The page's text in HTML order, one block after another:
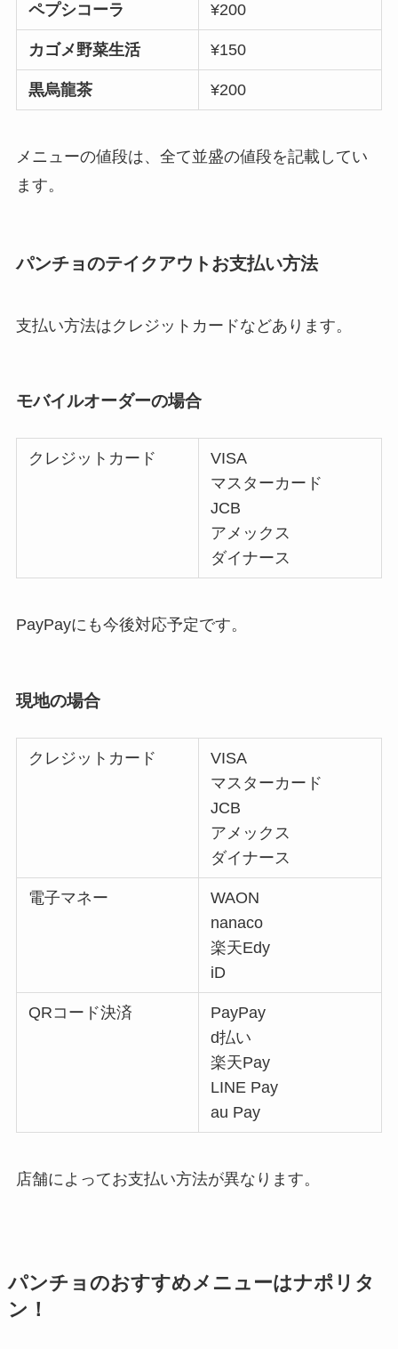
ペプシコーラ ¥200
カゴメ野菜生活 ¥150
黒烏龍茶 ¥200
メニューの値段は、全て並盛の値段を記載してい
ます。
パンチョのテイクアウトお支払い方法
支払い方法はクレジットカードなどあります。
モバイルオーダーの場合
クレジットカード
VISA
マスターカード
JCB
アメックス
ダイナース
PayPayにも今後対応予定です。
現地の場合
クレジットカード
VISA
マスターカード
JCB
アメックス
ダイナース
電子マネー
WAON
nanaco
楽天Edy
iD
QRコード決済
PayPay
d払い
楽天Pay
LINE Pay
au Pay
店舗によってお支払い方法が異なります。
パンチョのおすすめメニューはナポリタ
ン！